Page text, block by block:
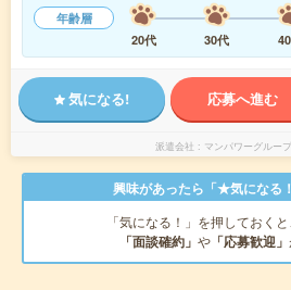
年齢層
20代
30代
気になる! 応募へ進む
派遣会社 マンパワーグルー
興味があったら「★気になる
「気になる！」を押しておく
「面談確約」 や 「応募歓迎」